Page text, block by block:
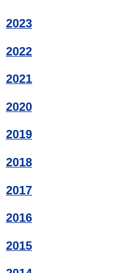
2023
2022
2021
2020
2019
2018
2017
2016
2015